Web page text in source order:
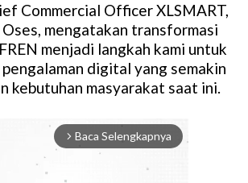
Commercial Officer XLSMART,
mengatakan transformasi
menjadi langkah kami untuk
digital yang semakin
kebutuhan masyarakat saat ini.
arrow_forward_ios Baca Selengkapnya